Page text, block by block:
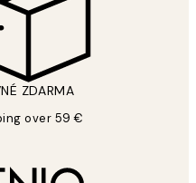
ZDARMA
over 59 €